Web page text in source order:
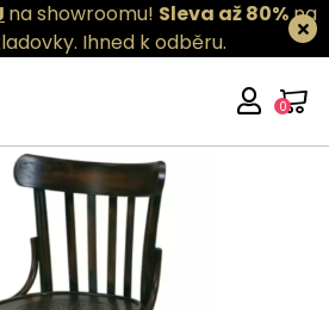
na showroomu! Sleva až 80%na
Ihned k odběru.
0